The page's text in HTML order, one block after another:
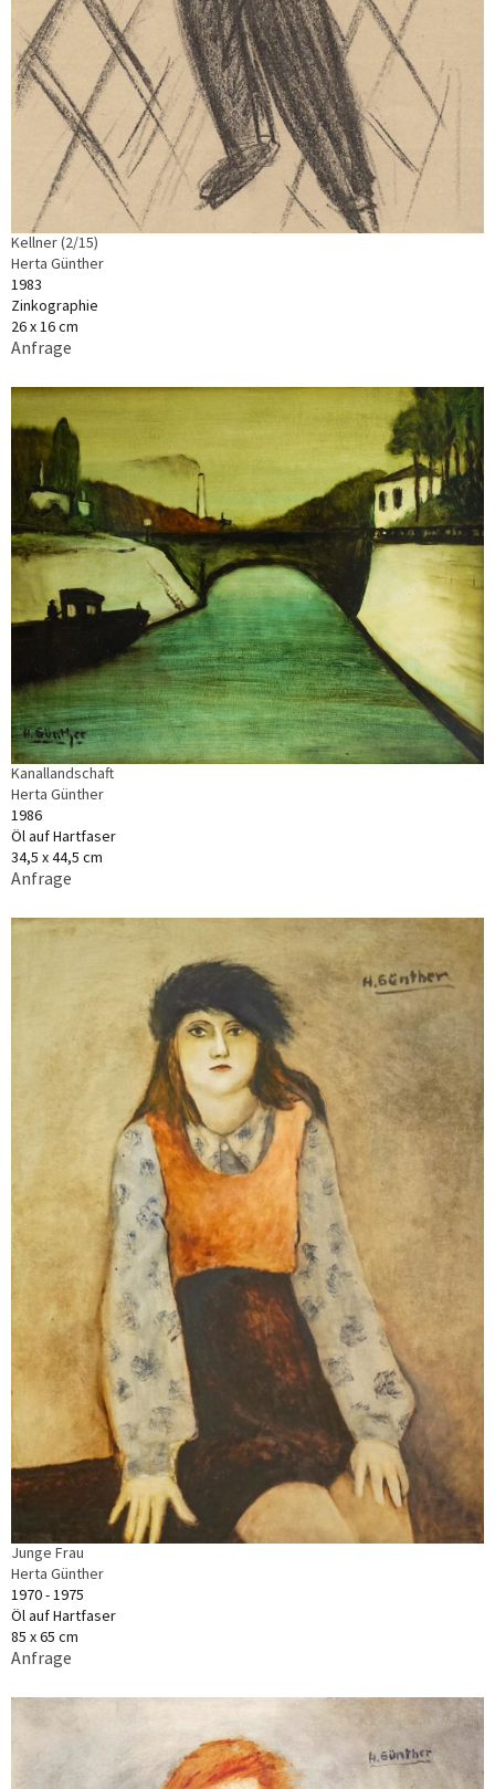
Kellner (2/15)
Herta Günther
1983
Zinkographie
26 x 16 cm
Anfrage
Kanallandschaft
Herta Günther
1986
Öl auf Hartfaser
34,5 x 44,5 cm
Anfrage
Junge Frau
Herta Günther
1970 - 1975
Öl auf Hartfaser
85 x 65 cm
Anfrage